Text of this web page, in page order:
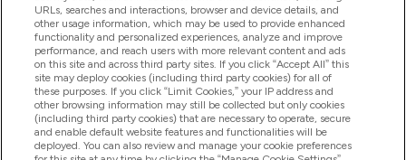
会社概要
特典＆ポイント
URLs, searches and interactions, browser and device details, and
other usage information, which may be used to provide enhanced
functionality and personalized experiences, analyze and improve
performance, and reach users with more relevant content and ads
on this site and across third party sites. If you click “Accept All” this
site may deploy cookies (including third party cookies) for all of
these purposes. If you click “Limit Cookies,” your IP address and
other browsing information may still be collected but only cookies
(including third party cookies) that are necessary to operate, secure
and enable default website features and functionalities will be
deployed. You can also review and manage your cookie preferences